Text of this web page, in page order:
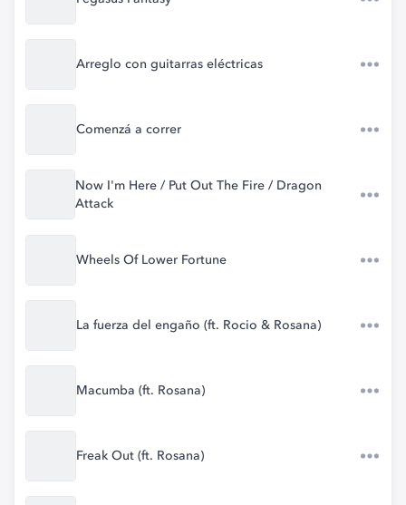
Arreglo con guitarras eléctricas
Comenzá a correr
Now I'm Here / Put Out The Fire / Dragon
Attack
Wheels Of Lower Fortune
La fuerza del engaño (ft. Rocio & Rosana)
Macumba (ft. Rosana)
Freak Out (ft. Rosana)